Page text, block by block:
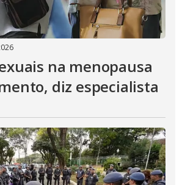
na menopausa
diz especialista